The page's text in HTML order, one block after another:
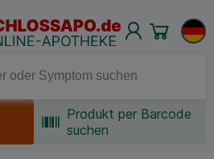
Produkt per Barcode
suchen